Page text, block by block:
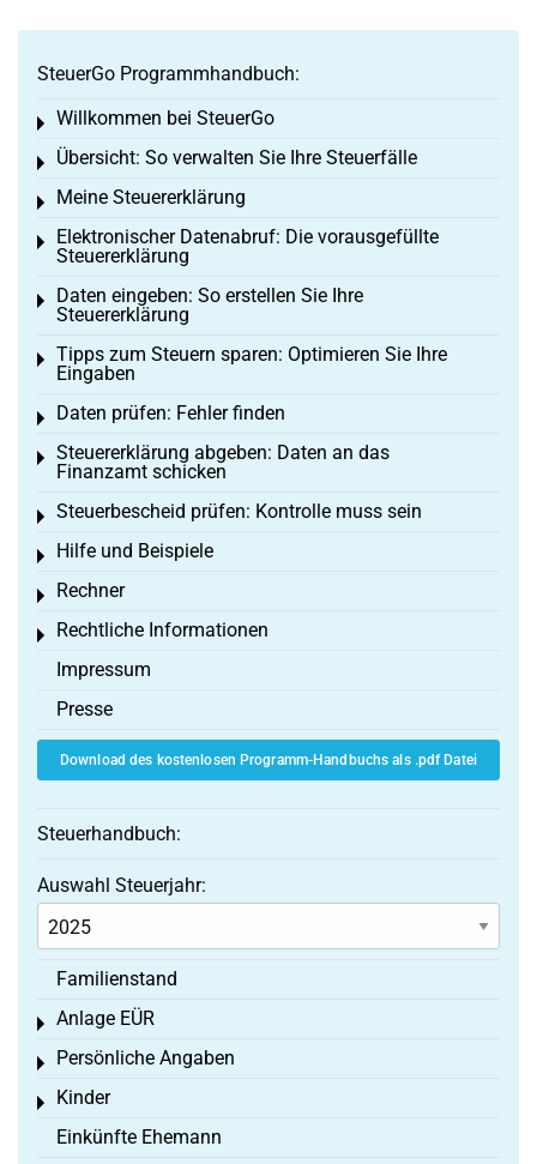
SteuerGo Programmhandbuch:
Willkommen bei SteuerGo
Toggle menu
Übersicht: So verwalten Sie Ihre Steuerfälle
Toggle menu
Meine Steuererklärung
Toggle menu
Elektronischer Datenabruf: Die vorausgefüllte
Steuererklärung
Toggle menu
Daten eingeben: So erstellen Sie Ihre
Steuererklärung
Toggle menu
Tipps zum Steuern sparen: Optimieren Sie Ihre
Eingaben
Toggle menu
Daten prüfen: Fehler finden
Toggle menu
Steuererklärung abgeben: Daten an das
Finanzamt schicken
Toggle menu
Steuerbescheid prüfen: Kontrolle muss sein
Toggle menu
Hilfe und Beispiele
Toggle menu
Rechner
Toggle menu
Rechtliche Informationen
Toggle menu
Impressum
Presse
Download des kostenlosen Programm-Handbuchs als .pdf Datei
Steuerhandbuch:
Auswahl Steuerjahr:
Familienstand
Anlage EÜR
Toggle menu
Persönliche Angaben
Toggle menu
Kinder
Toggle menu
Einkünfte Ehemann